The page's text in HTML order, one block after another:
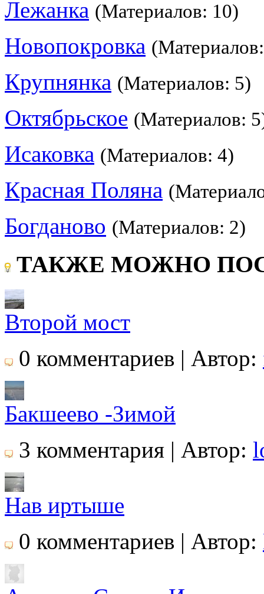
Лежанка (Материалов: 10)
Новопокровка
Крупнянка (Материалов: 5)
Октябрьское (Материалов:
Исаковка (Материалов: 4)
Красная Поляна
Богданово (Материалов: 2)
ТАКЖЕ МОЖНО
Второй мост
0 комментариев | Автор:
Бакшеево -Зимой
3 комментария | Автор:
Нав иртыше
0 комментариев | Автор: